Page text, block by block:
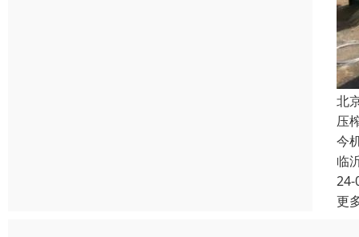
北
压
今
临
24-
更